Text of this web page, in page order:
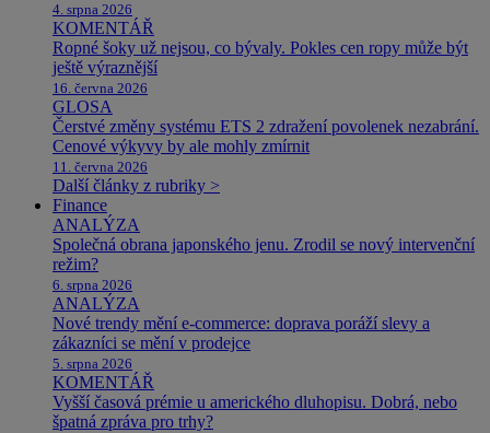
4. srpna 2026
KOMENTÁŘ
Ropné šoky už nejsou, co bývaly. Pokles cen ropy může být
ještě výraznější
16. června 2026
GLOSA
Čerstvé změny systému ETS 2 zdražení povolenek nezabrání.
Cenové výkyvy by ale mohly zmírnit
11. června 2026
Další články z rubriky >
Finance
ANALÝZA
Společná obrana japonského jenu. Zrodil se nový intervenční
režim?
6. srpna 2026
ANALÝZA
Nové trendy mění e-commerce: doprava poráží slevy a
zákazníci se mění v prodejce
5. srpna 2026
KOMENTÁŘ
Vyšší časová prémie u amerického dluhopisu. Dobrá, nebo
špatná zpráva pro trhy?